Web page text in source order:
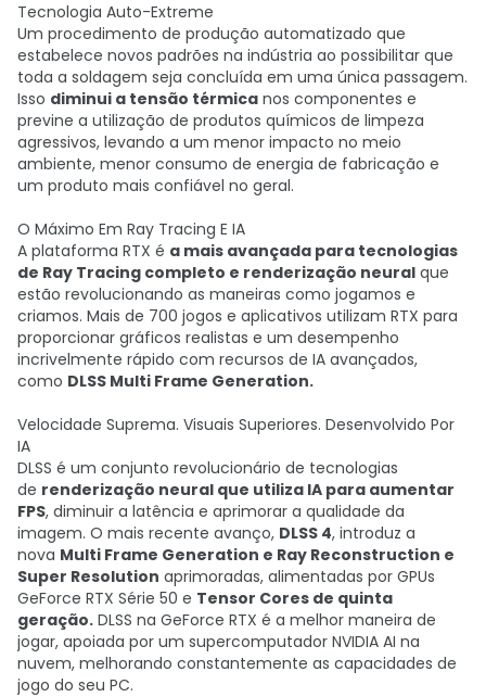
Tecnologia Auto-Extreme
Um procedimento de produção automatizado que
estabelece novos padrões na indústria ao possibilitar que
toda a soldagem seja concluída em uma única passagem.
Isso diminui a tensão térmica nos componentes e
previne a utilização de produtos químicos de limpeza
agressivos, levando a um menor impacto no meio
ambiente, menor consumo de energia de fabricação e
um produto mais confiável no geral.
O Máximo Em Ray Tracing E IA
A plataforma RTX é a mais avançada para tecnologias
de Ray Tracing completo e renderização neural que
estão revolucionando as maneiras como jogamos e
criamos. Mais de 700 jogos e aplicativos utilizam RTX para
proporcionar gráficos realistas e um desempenho
incrivelmente rápido com recursos de IA avançados,
como DLSS Multi Frame Generation.
Velocidade Suprema. Visuais Superiores. Desenvolvido Por
IA
DLSS é um conjunto revolucionário de tecnologias
de renderização neural que utiliza IA para aumentar
FPS, diminuir a latência e aprimorar a qualidade da
imagem. O mais recente avanço, DLSS 4, introduz a
nova Multi Frame Generation e Ray Reconstruction e
Super Resolution aprimoradas, alimentadas por GPUs
GeForce RTX Série 50 e Tensor Cores de quinta
geração. DLSS na GeForce RTX é a melhor maneira de
jogar, apoiada por um supercomputador NVIDIA AI na
nuvem, melhorando constantemente as capacidades de
jogo do seu PC.